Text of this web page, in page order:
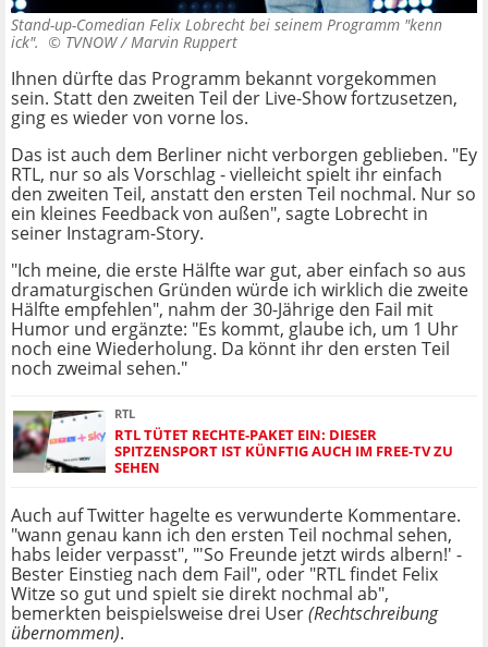
Stand-up-Comedian Felix Lobrecht bei seinem Programm "kenn
ick". © TVNOW / Marvin Ruppert
Ihnen dürfte das Programm bekannt vorgekommen
sein. Statt den zweiten Teil der Live-Show fortzusetzen,
ging es wieder von vorne los.
Das ist auch dem Berliner nicht verborgen geblieben. "Ey
RTL, nur so als Vorschlag - vielleicht spielt ihr einfach
den zweiten Teil, anstatt den ersten Teil nochmal. Nur so
ein kleines Feedback von außen", sagte Lobrecht in
seiner Instagram-Story.
"Ich meine, die erste Hälfte war gut, aber einfach so aus
dramaturgischen Gründen würde ich wirklich die zweite
Hälfte empfehlen", nahm der 30-Jährige den Fail mit
Humor und ergänzte: "Es kommt, glaube ich, um 1 Uhr
noch eine Wiederholung. Da könnt ihr den ersten Teil
noch zweimal sehen."
RTL
RTL TÜTET RECHTE-PAKET EIN: DIESER
SPITZENSPORT IST KÜNFTIG AUCH IM FREE-TV ZU
SEHEN
Auch auf Twitter hagelte es verwunderte Kommentare.
"wann genau kann ich den ersten Teil nochmal sehen,
habs leider verpasst", "'So Freunde jetzt wirds albern!' -
Bester Einstieg nach dem Fail", oder "RTL findet Felix
Witze so gut und spielt sie direkt nochmal ab",
bemerkten beispielsweise drei User(Rechtschreibung
übernommen).